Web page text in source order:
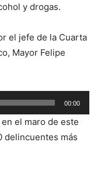
y drogas.
el jefe de la Cuarta
Mayor Felipe
00:00
el maro de este
delincuentes más